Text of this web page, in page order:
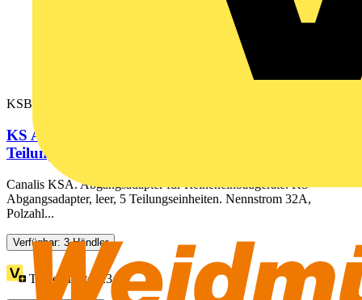
KSB32CM55
KS Abgangsadapter, 32A, 3L+N+PE, leer, 5
Teilungseinheiten
Canalis KSA. Abgangsadapter für Reiheneinbaugeräte. KS
Abgangsadapter, leer, 5 Teilungseinheiten. Nennstrom 32A,
Polzahl...
Verfügbar: 3 Händler
Treuepunkte: 23